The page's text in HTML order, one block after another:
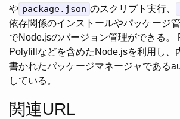
や package.json のスクリプト実行、
依存関係のインストールやパッケージ管
でNode.jsのバージョン管理ができる。
Polyfillなどを含めたNode.jsを利用し、
書かれたパッケージマネージャである
している。
関連URL